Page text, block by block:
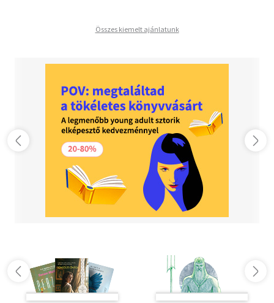
Összes kiemelt ajánlatunk